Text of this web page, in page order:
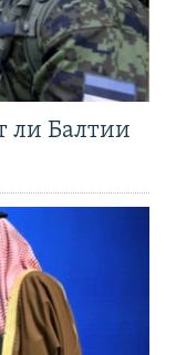
ли Балтии